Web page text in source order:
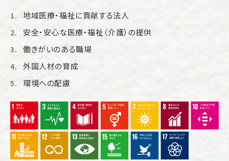
地域医療・福祉に貢献する法人
安全・安心な医療・福祉（介護）の提供
働きがいのある職場
外国人材の育成
環境への配慮